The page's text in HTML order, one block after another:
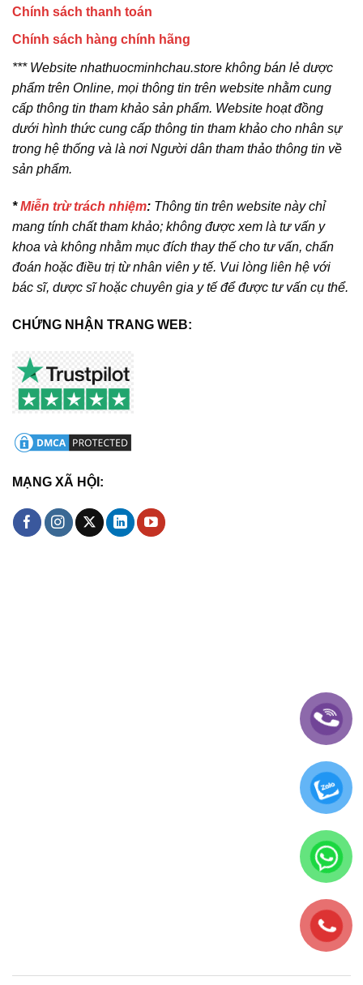
Chính sách thanh toán
Chính sách hàng chính hãng
*** Website nhathuocminhchau.store không bán lẻ dược
phẩm trên Online, mọi thông tin trên website nhằm cung
cấp thông tin tham khảo sản phẩm. Website hoạt đồng
dưới hình thức cung cấp thông tin tham khảo cho nhân sự
trong hệ thống và là nơi Người dân tham thảo thông tin về
sản phẩm.
*Miễn trừ trách nhiệm: Thông tin trên website này chỉ
mang tính chất tham khảo; không được xem là tư vấn y
khoa và không nhằm mục đích thay thế cho tư vấn, chẩn
đoán hoặc điều trị từ nhân viên y tế. Vui lòng liên hệ với
bác sĩ, dược sĩ hoặc chuyên gia y tế để được tư vấn cụ thể.
CHỨNG NHẬN TRANG WEB:
MẠNG XÃ HỘI: